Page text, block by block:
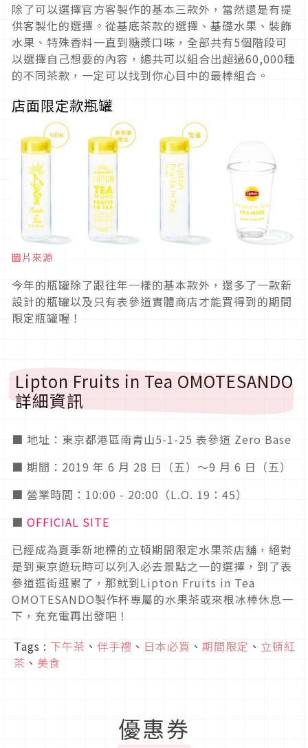
除了可以選擇官方客製作的基本三款外，當然還是有提
供客製化的選擇。從基底茶款的選擇、基礎水果、裝飾
水果、特殊香料一直到糖漿口味，全部共有5個階段可
以選擇自己想要的內容，總共可以組合出超過60,000種
的不同茶款，一定可以找到你心目中的最棒組合。
店面限定款瓶罐
圖片來源
今年的瓶罐除了跟往年一樣的基本款外，還多了一款新
設計的瓶罐以及只有表參道實體商店才能買得到的期間
限定瓶罐喔！
Lipton Fruits in Tea OMOTESANDO
詳細資訊
■ 地址：東京都港區南青山5-1-25 表參道 Zero Base
■ 期間：2019 年 6 月 28 日（五）～9 月 6 日（五）
■ 營業時間：10:00 - 20:00（L.O. 19：45）
■ OFFICIAL SITE
已經成為夏季新地標的立頓期間限定水果茶店舖，絕對
是到東京遊玩時可以列入必去景點之一的選擇，到了表
參道逛街逛累了，那就到Lipton Fruits in Tea
OMOTESANDO製作杯專屬的水果茶或來根冰棒休息一
下，充充電再出發吧！
Tags : 下午茶 、 伴手禮 、 日本必買 、 期間限定 、 立頓紅
茶 、 美食
優惠券